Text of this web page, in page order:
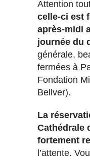
Attention
celle-ci est
après-midi
journée du
générale,
fermées à
Fondation
Bellver).
La
Cathédrale
fortement
l’attente.